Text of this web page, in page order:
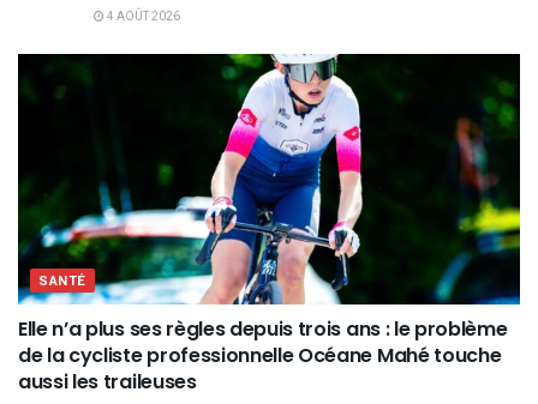
4 AOÛT 2026
SANTÉ
Elle n’a plus ses règles depuis trois ans : le problème
de la cycliste professionnelle Océane Mahé touche
aussi les traileuses